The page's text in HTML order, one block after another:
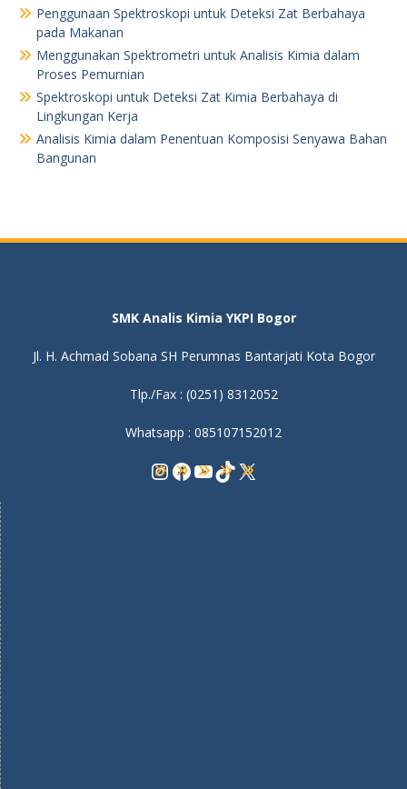
Penggunaan Spektroskopi untuk Deteksi Zat Berbahaya
pada Makanan
Menggunakan Spektrometri untuk Analisis Kimia dalam
Proses Pemurnian
Spektroskopi untuk Deteksi Zat Kimia Berbahaya di
Lingkungan Kerja
Analisis Kimia dalam Penentuan Komposisi Senyawa Bahan
Bangunan
SMK Analis Kimia YKPI Bogor
Jl. H. Achmad Sobana SH Perumnas Bantarjati Kota Bogor
Tlp./Fax : (0251) 8312052
Whatsapp : 085107152012
Instagram
Facebook
YouTube
TikTok
X